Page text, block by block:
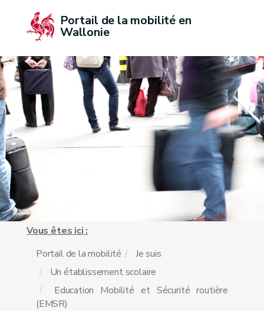
Portail de la mobilité en
Wallonie
Vous êtes ici :
Portail de la mobilité
Je suis
Un établissement scolaire
Education Mobilité et Sécurité routière
(EMSR)